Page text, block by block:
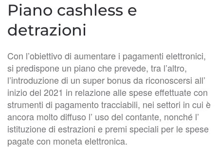
Piano cashless e
detrazioni
Con l’obiettivo di aumentare i pagamenti elettronici,
si predispone un piano che prevede, tra l’altro,
l’introduzione di un super bonus da riconoscersi all’
inizio del 2021 in relazione alle spese effettuate con
strumenti di pagamento tracciabili, nei settori in cui è
ancora molto diffuso l’ uso del contante, nonché l’
istituzione di estrazioni e premi speciali per le spese
pagate con moneta elettronica.